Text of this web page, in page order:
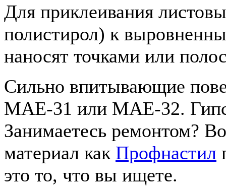
Для приклеивания
полистирол) к
наносят точками или
Сильно впитывающие
МАЕ-31 или МАЕ-32.
Занимаетесь ремонтом?
материал как Профнастил
это то, что вы ищете.